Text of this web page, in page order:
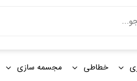
خطاطی مجسمه سازی